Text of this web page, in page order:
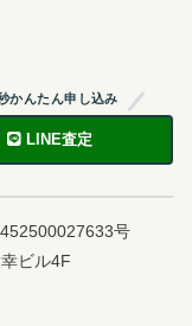
かんたん申し込み
LINE査定
号
ビル4F